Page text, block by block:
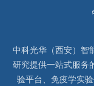
中科光华（西安）智
研究提供一站式服务
验平台、免疫学实